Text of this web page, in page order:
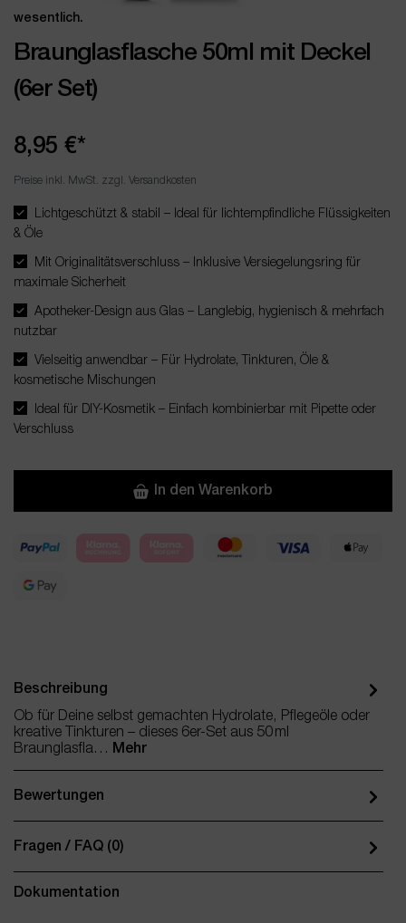
wesentlich.
Braunglasflasche 50ml mit Deckel
(6er Set)
8,95 €*
Preise inkl. MwSt. zzgl. Versandkosten
Lichtgeschützt & stabil – Ideal für lichtempfindliche Flüssigkeiten
& Öle
Mit Originalitätsverschluss – Inklusive Versiegelungsring für
maximale Sicherheit
Apotheker-Design aus Glas – Langlebig, hygienisch & mehrfach
nutzbar
Vielseitig anwendbar – Für Hydrolate, Tinkturen, Öle &
kosmetische Mischungen
Ideal für DIY-Kosmetik – Einfach kombinierbar mit Pipette oder
Verschluss
In den Warenkorb
Beschreibung
Ob für Deine selbst gemachten Hydrolate, Pflegeöle oder
kreative Tinkturen – dieses 6er-Set aus 50 ml
Braunglasfla…
Mehr
Bewertungen
Fragen / FAQ (0)
Dokumentation